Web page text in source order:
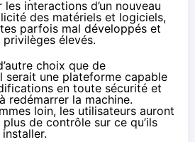
interactions d’un nouveau
des matériels et logiciels,
parfois mal développés et
élevés.
choix que de
serait une plateforme capable
en toute sécurité et
redémarrer la machine.
loin, les utilisateurs auront
de contrôle sur ce qu’ils